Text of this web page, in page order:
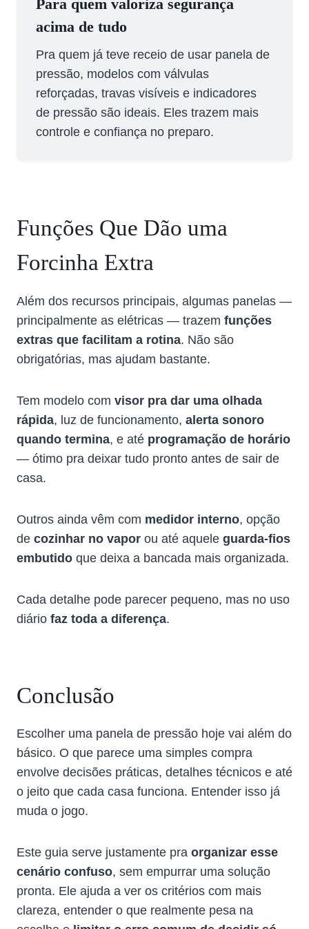
Para quem valoriza segurança
acima de tudo
Pra quem já teve receio de usar panela de
pressão, modelos com válvulas
reforçadas, travas visíveis e indicadores
de pressão são ideais. Eles trazem mais
controle e confiança no preparo.
Funções Que Dão uma
Forcinha Extra
Além dos recursos principais, algumas panelas —
principalmente as elétricas — trazem funções
extras que facilitam a rotina. Não são
obrigatórias, mas ajudam bastante.
Tem modelo com visor pra dar uma olhada
rápida, luz de funcionamento, alerta sonoro
quando termina, e até programação de horário
— ótimo pra deixar tudo pronto antes de sair de
casa.
Outros ainda vêm com medidor interno, opção
de cozinhar no vapor ou até aquele guarda-fios
embutido que deixa a bancada mais organizada.
Cada detalhe pode parecer pequeno, mas no uso
diário faz toda a diferença.
Conclusão
Escolher uma panela de pressão hoje vai além do
básico. O que parece uma simples compra
envolve decisões práticas, detalhes técnicos e até
o jeito que cada casa funciona. Entender isso já
muda o jogo.
Este guia serve justamente pra organizar esse
cenário confuso, sem empurrar uma solução
pronta. Ele ajuda a ver os critérios com mais
clareza, entender o que realmente pesa na